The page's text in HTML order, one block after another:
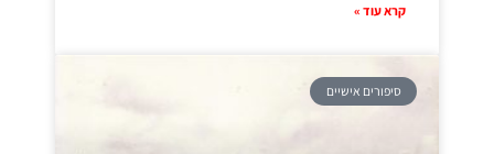
קרא עוד »
סיפורים אישיים